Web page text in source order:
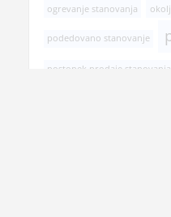
ogrevanje stanovanja
podedovano stanovanje
postopek prodaje stanovanja